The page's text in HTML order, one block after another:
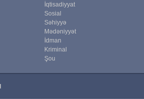
İqtisadiyyat
Sosial
Səhiyyə
Mədəniyyət
İdman
Kriminal
Şou